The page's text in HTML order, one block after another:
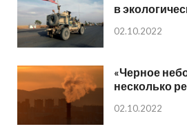
в
02.10.2022
«Черное
несколько
02.10.2022